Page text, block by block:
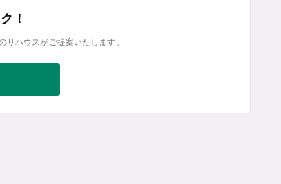
！
ハウスがご提案いたします。